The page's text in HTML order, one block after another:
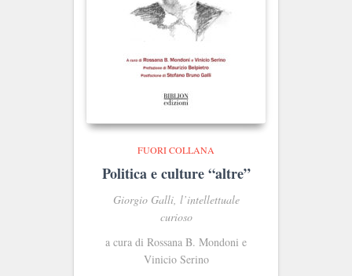
FUORI COLLANA
Politica e culture “altre”
Giorgio Galli, l’intellettuale
curioso
a cura di Rossana B. Mondoni e
Vinicio Serino